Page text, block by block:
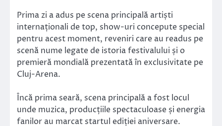
Prima zi a adus pe scena principală artiști
internaționali de top, show-uri concepute special
pentru acest moment, reveniri care au readus pe
scenă nume legate de istoria festivalului și o
premieră mondială prezentată în exclusivitate pe
Cluj-Arena.
Încă prima seară, scena principală a fost locul
unde muzica, producțiile spectaculoase și energia
fanilor au marcat startul ediției aniversare.